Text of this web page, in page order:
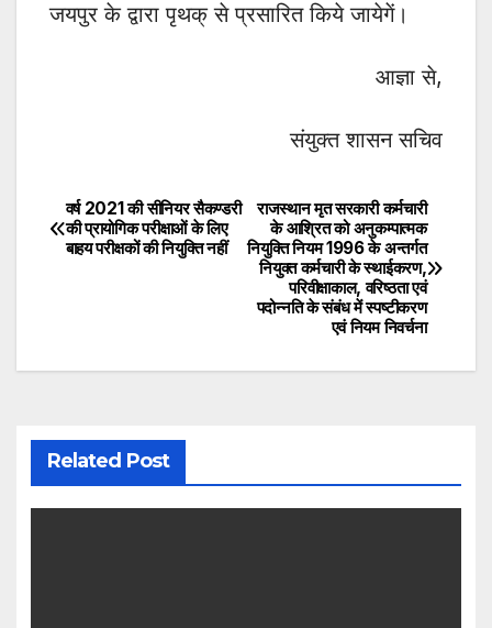
जयपुर के द्वारा पृथक् से प्रसारित किये जायेगें।
आज्ञा से,
संयुक्त शासन सचिव
Post
navigation
राजस्थान मृत सरकारी कर्मचारी
के आश्रित को अनुकम्पात्मक
नियुक्ति नियम 1996 के अन्तर्गत
नियुक्त कर्मचारी के स्थाईकरण,
परिवीक्षाकाल, वरिष्ठता एवं
पदोन्नति के संबंध में स्पष्टीकरण
एवं नियम निवर्चना
वर्ष 2021 की सीनियर सैकण्डरी
की प्रायोगिक परीक्षाओं के लिए
बाहय परीक्षकों की नियुक्ति नहीं
Related Post